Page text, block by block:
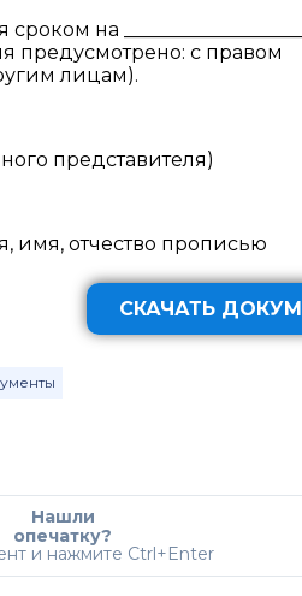
на
предусмотрено: с правом
лицам).
представителя)
имя, отчество прописью
СКАЧАТЬ
Нашли
опечатку?
и нажмите Ctrl+Enter